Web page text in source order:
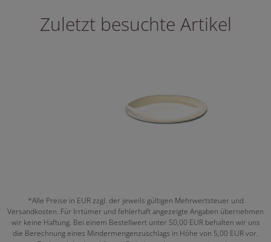
Zuletzt besuchte Artikel
*Alle Preise in EUR zzgl. der jeweils gültigen Mehrwertsteuer und
Versandkosten. Für Irrtümer und fehlerhaft angezeigte Angaben übernehmen
wir keine Haftung. Bei einem Bestellwert unter 50,00 EUR behalten wir uns
die Berechnung eines Mindermengenzuschlags in Höhe von 5,00 EUR vor.